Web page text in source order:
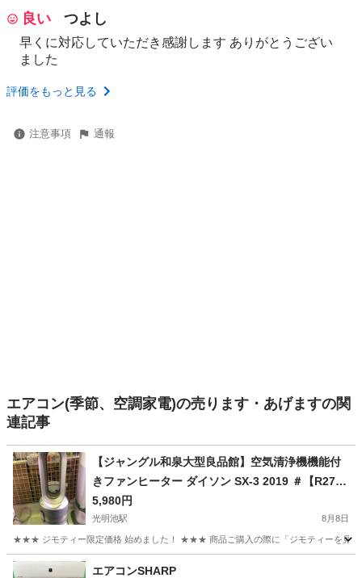
良い つよし
早くに対応していただき感謝します ありがとうござい
ました
評価をもっと見る
注意事項 通報
エアコン(季節、空調家電)の売ります・あげますの関
連記事
【ジャングル和泉大型良品館】空気清浄機機能付
きファンヒーター ダイソン SX-3 2019 ＃【R279
8】
5,980円
光明池駅 8月8日
★★★ ジモティー限定価格 始めました！ ★★★ 商品ご購入の際に「ジモティーを見た
大阪 和泉市
エアコンSHARP